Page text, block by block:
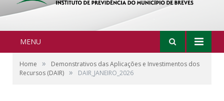
MENU
Home »
Demonstrativos das Aplicações e Investimentos dos
Recursos (DAIR) » DAIR_JANEIRO_2026